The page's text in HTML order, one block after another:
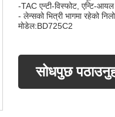
-TAC एन्टी-विस्फोट, एन्टि-
- लेन्सको भित्री भागमा रहेको
मोडेल:BD725C2
सोधपुछ